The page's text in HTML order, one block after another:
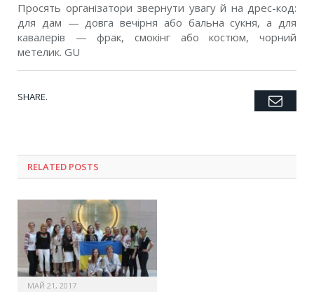
Просять організатори звернути увагу й на дрес-код:
для дам — довга вечірня або бальна сукня, а для
кавалерів — фрак, смокінг або костюм, чорний
метелик. GU
SHARE. Twitter
Facebook
Google+
Pinterest
LinkedIn
Tumblr
RELATED POSTS
МАЙ 21, 2017